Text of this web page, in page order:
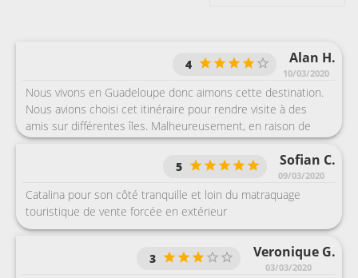
Alan H.
10/03/2020
4
Nous vivons en Guadeloupe donc aimons cette destination.
Nous avions choisi cet itinéraire pour rendre visite à des
amis sur différentes îles. Malheureusement, en raison de
l'épidémie de coronavirus, nous n'avons pu débarquer à St
Sofian C.
09/03/2020
5
Catalina pour son côté tranquille et loin du matraquage
touristique de vente forcée en extérieur
Veronique G.
03/03/2020
3